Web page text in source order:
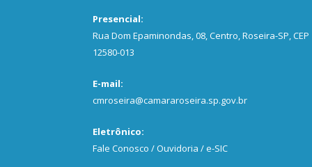
Presencial:
Rua Dom Epaminondas, 08, Centro, Roseira-SP, CEP
12580-013
E-mail:
cmroseira@camararoseira.sp.gov.br
Eletrônico:
Fale Conosco / Ouvidoria / e-SIC